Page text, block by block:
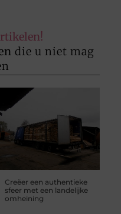
die u niet mag
Creëer een authentieke
sfeer met een landelijke
omheining